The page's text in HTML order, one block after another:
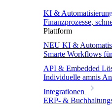
KI &
Finanzprozesse,
Plattform
NEU KI &
Smarte Workflows
API & Embedded
Individuelle amnis
Integrationen
ERP- &